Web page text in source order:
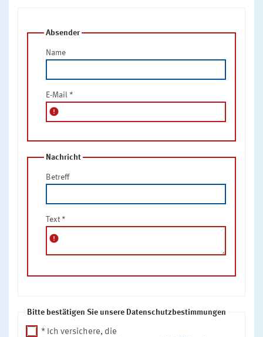
Absender
Name
E-Mail *
error
Nachricht
Betreff
Text *
error
Bitte bestätigen Sie unsere Datenschutzbestimmungen
* Ich versichere, die